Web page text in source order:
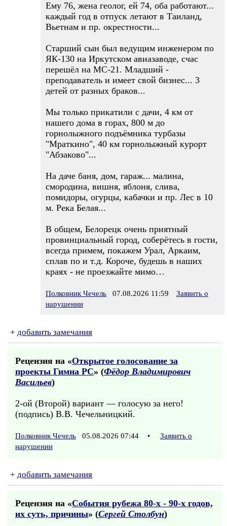
Ему 76, жена геолог, ей 74, оба работают...
каждый год в отпуск летают в Таиланд,
Вьетнам и пр. окрестности...
Старший сын был ведущим инженером по
ЯК-130 на Иркутском авиазаводе, счас
перешёл на МС-21. Младший -
преподаватель и имеет свой бизнес... 3
детей от разных браков...
Мы только прикатили с дачи, 4 км от
нашего дома в горах, 800 м до
горнолыжного подъёмника турбазы
"Мраткино", 40 км горнолыжный курорт
"Абзаково"...
На даче баня, дом, гараж... малина,
смородина, вишня, яблоня, слива,
помидоры, огурцы, кабачки и пр. Лес в 10
м. Река Белая...
В общем, Белорецк очень приятный
провинциальный город, соберётесь в гости,
всегда примем, покажем Урал, Аркаим,
сплав по и т.д. Короче, будешь в наших
краях - не проезжайте мимо…
Полковник Чечель 07.08.2026 11:59
Заявить о
нарушении
+ добавить замечания
Рецензия на «Открытое голосование за
проекты Гимна РС» (Фёдор Владимирович
Васильев)
2-ой (Второй) вариант — голосую за него!
(подпись) В.В. Чечельницкий.
Полковник Чечель 05.08.2026 07:44 •
Заявить о
нарушении
+ добавить замечания
Рецензия на «События рубежа 80-х - 90-х годов,
их суть, причины» (Сергей Столбун)